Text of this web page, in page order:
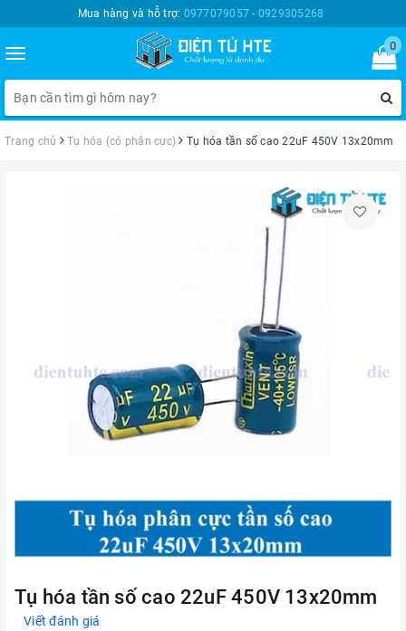
Mua hàng và hỗ trợ: 0977079057 - 0929305268
Toggle
navigation
0
Trang chủ Tụ hóa (có phân cực) Tụ hóa tần số cao 22uF 450V 13x20mm
Tụ hóa tần số cao 22uF 450V 13x20mm
Viết đánh giá